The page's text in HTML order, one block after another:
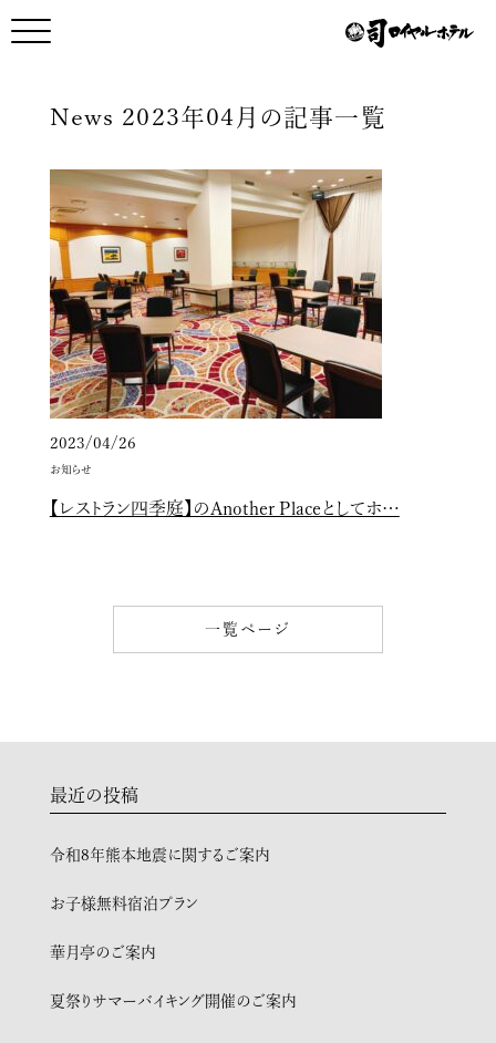
メニュー開く
メニュー閉じる
News 2023年04月の記事一覧
2023/04/26
お知らせ
【レストラン四季庭】のAnother Placeとしてホ…
一覧ページ
最近の投稿
令和8年熊本地震に関するご案内
お子様無料宿泊プラン
華月亭のご案内
夏祭りサマーバイキング開催のご案内